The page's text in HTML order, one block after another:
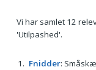
Vi har samlet 12
'Utilpashed'.
Fnidder: